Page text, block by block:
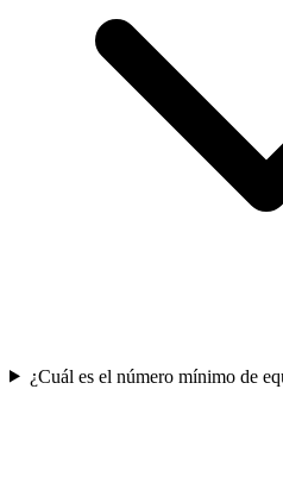
¿Cuál es el número mínimo de